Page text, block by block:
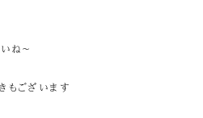
ね～
もございます